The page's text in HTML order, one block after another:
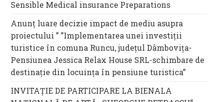
Sensible Medical insurance Preparations
Anunț luare decizie impact de mediu asupra
proiectului ” ”Implementarea unei investiții
turistice în comuna Runcu, județul Dâmbovița-
Pensiunea Jessica Relax House SRL-schimbare de
destinație din locuința în pensiune turistica”
INVITAȚIE DE PARTICIPARE LA BIENALA